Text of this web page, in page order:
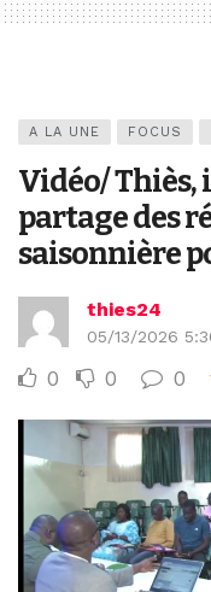
A LA UNE FOCUS
Vidéo/
partage des
saisonnière
thies24
05/13/2026
0 0 0